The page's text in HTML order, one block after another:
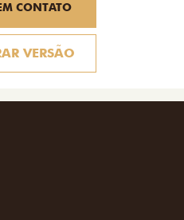
CONTATO
VERSÃO